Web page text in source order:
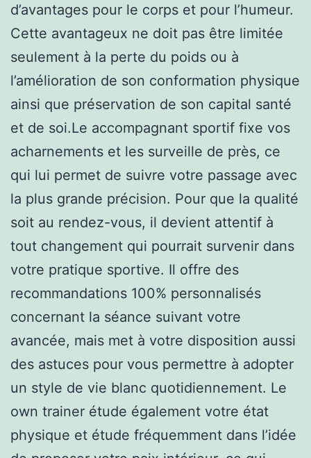
d’avantages pour le corps et pour l’humeur.
Cette avantageux ne doit pas être limitée
seulement à la perte du poids ou à
l’amélioration de son conformation physique
ainsi que préservation de son capital santé
et de soi.Le accompagnant sportif fixe vos
acharnements et les surveille de près, ce
qui lui permet de suivre votre passage avec
la plus grande précision. Pour que la qualité
soit au rendez-vous, il devient attentif à
tout changement qui pourrait survenir dans
votre pratique sportive. Il offre des
recommandations 100% personnalisés
concernant la séance suivant votre
avancée, mais met à votre disposition aussi
des astuces pour vous permettre à adopter
un style de vie blanc quotidiennement. Le
own trainer étude également votre état
physique et étude fréquemment dans l’idée